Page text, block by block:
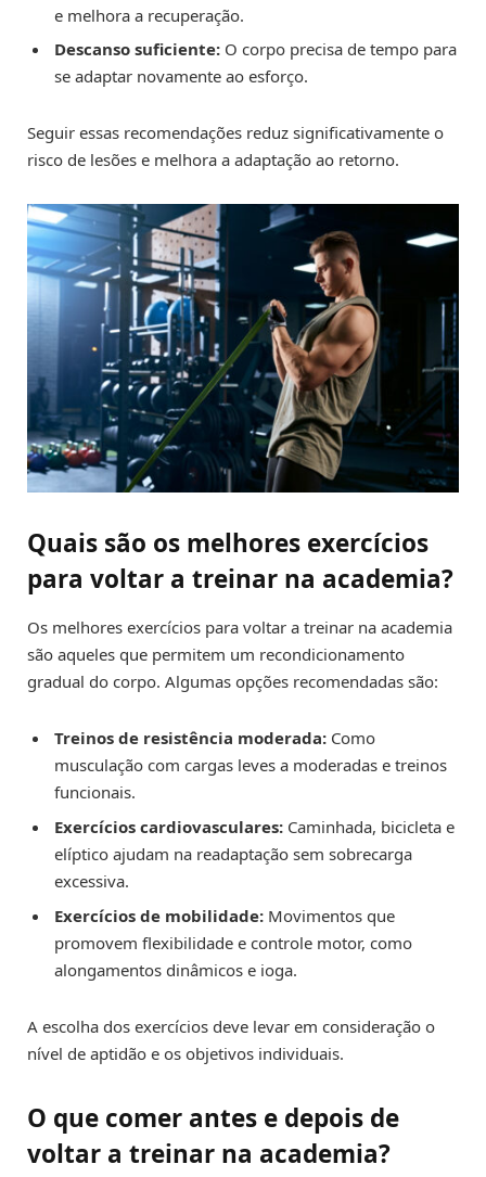
e melhora a recuperação.
Descanso suficiente: O corpo precisa de tempo para
se adaptar novamente ao esforço.
Seguir essas recomendações reduz significativamente o
risco de lesões e melhora a adaptação ao retorno.
Quais são os melhores exercícios
para voltar a treinar na academia?
Os melhores exercícios para voltar a treinar na academia
são aqueles que permitem um recondicionamento
gradual do corpo. Algumas opções recomendadas são:
Treinos de resistência moderada: Como
musculação com cargas leves a moderadas e treinos
funcionais.
Exercícios cardiovasculares: Caminhada, bicicleta e
elíptico ajudam na readaptação sem sobrecarga
excessiva.
Exercícios de mobilidade: Movimentos que
promovem flexibilidade e controle motor, como
alongamentos dinâmicos e ioga.
A escolha dos exercícios deve levar em consideração o
nível de aptidão e os objetivos individuais.
O que comer antes e depois de
voltar a treinar na academia?